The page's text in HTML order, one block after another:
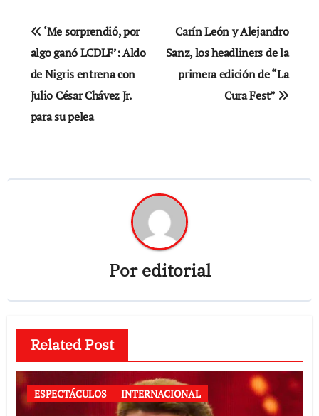
Navegación
de
entradas
‘Me sorprendió, por
algo ganó LCDLF’: Aldo
de Nigris entrena con
Julio César Chávez Jr.
para su pelea
Carín León y Alejandro
Sanz, los headliners de la
primera edición de “La
Cura Fest”
Poreditorial
Related Post
ESPECTÁCULOS INTERNACIONAL